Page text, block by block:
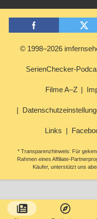
© 1998–2026
SerienChecker-
Filme A–Z
Links
* Transparenzhinweis: Für
Rahmen eines Affiliate-
Käufer, unterstützt uns